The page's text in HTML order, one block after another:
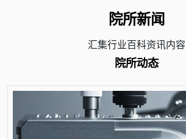
院所新闻
汇集行业百科资讯内容
院所动态